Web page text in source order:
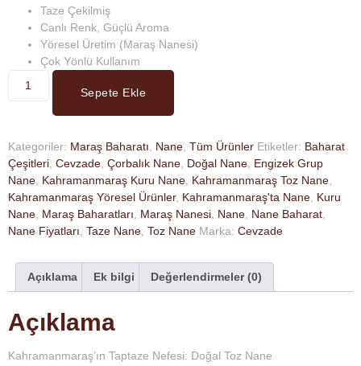
Taze Çekilmiş
Canlı Renk, Güçlü Aroma
Yöresel Üretim (Maraş Nanesi)
Çok Yönlü Kullanım
Sepete Ekle
Kategoriler: Maraş Baharatı Nane Tüm Ürünler Etiketler: Baharat
Çeşitleri Cevzade Çorbalık Nane Doğal Nane Engizek Grup
Nane Kahramanmaraş Kuru Nane Kahramanmaraş Toz Nane
Kahramanmaraş Yöresel Ürünler, Kahramanmaraş'ta Nane Kuru
Nane Maraş Baharatları Maraş Nanesi Nane Nane Baharat
Nane Fiyatları Taze Nane Toz Nane Marka: Cevzade
Açıklama Ek bilgi Değerlendirmeler (0)
Açıklama
Kahramanmaraş’ın Taptaze Nefesi: Doğal Toz Nane